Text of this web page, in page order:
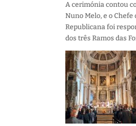
A cerimónia contou
Nuno Melo, e o
Republicana foi
dos três Ramos das